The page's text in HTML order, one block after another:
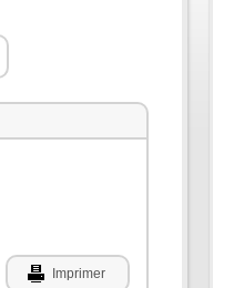
Imprimer